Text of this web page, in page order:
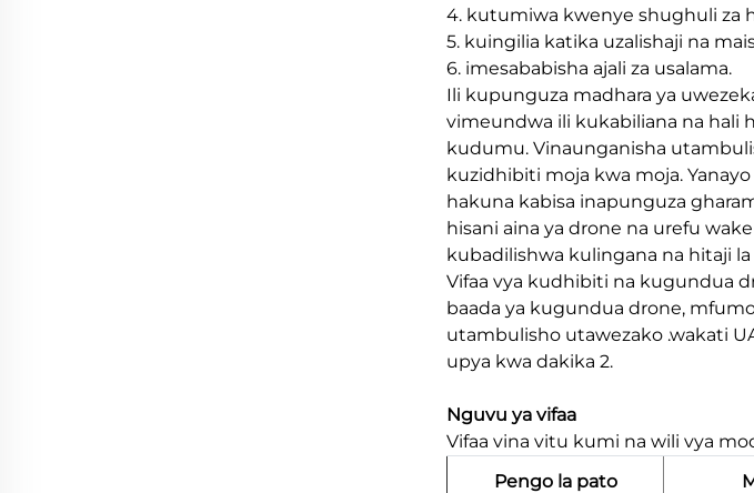
4. kutumiwa kwenye shughuli za
5. kuingilia katika uzalishaji na
6. imesababisha ajali za usalama.
Ili kupunguza madhara ya
vimeundwa ili kukabiliana na hali
kudumu. Vinaunganisha
kuzidhibiti moja kwa moja.
hakuna kabisa inapunguza
hisani aina ya drone na urefu
kubadilishwa kulingana na hitaji
Vifaa vya kudhibiti na kugundua
baada ya kugundua drone,
utambulisho utawezako .wakati
upya kwa dakika 2.
Nguvu ya vifaa
Vifaa vina vitu kumi na wili vya
Pengo la pato